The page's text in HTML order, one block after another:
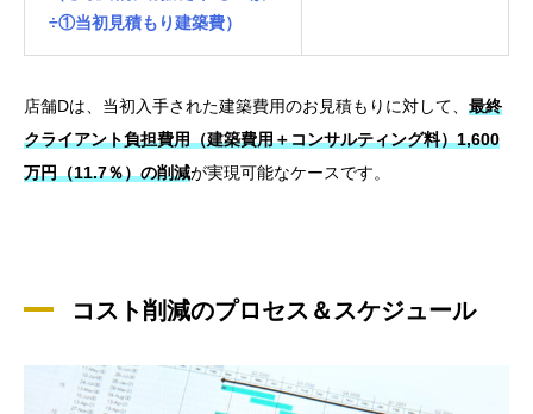
÷①当初見積もり建築費）
店舗Dは、当初入手された建築費用のお見積もりに対して、 最終
クライアント負担費用（建築費用＋コンサルティング料）1,600
万円（11.7％）の削減が実現可能なケースです。
コスト削減のプロセス＆スケジュール